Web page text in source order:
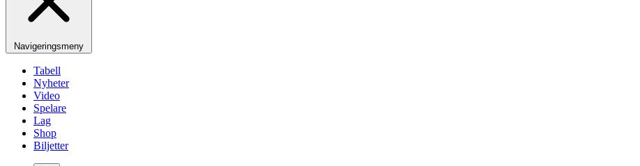
Navigeringsmeny
Tabell
Nyheter
Video
Spelare
Lag
Shop
Biljetter